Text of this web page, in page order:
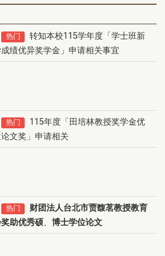
热门
转知本校115学年度「学士班新
绩优异奖学金」申请相关事宜
热门
115年度「田培林教授奖学金优
论文奖」申请相关
热门
财团法人台北市贾馥茗教授教育
助优秀硕 、博士学位论文